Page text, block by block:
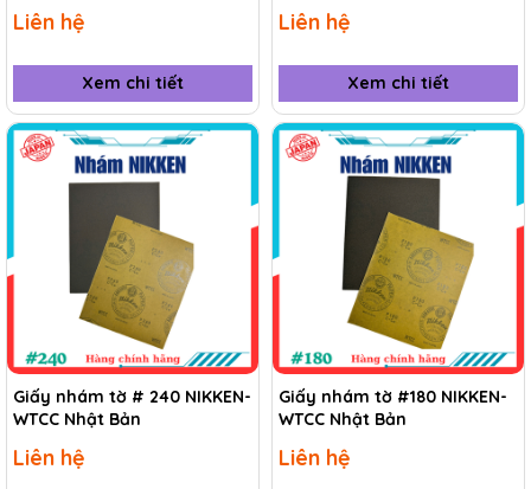
Liên hệ
Xem chi tiết
Liên hệ
Xem chi tiết
Giấy nhám tờ # 240 NIKKEN-
WTCC Nhật Bản
Liên hệ
Giấy nhám tờ #180 NIKKEN-
WTCC Nhật Bản
Liên hệ